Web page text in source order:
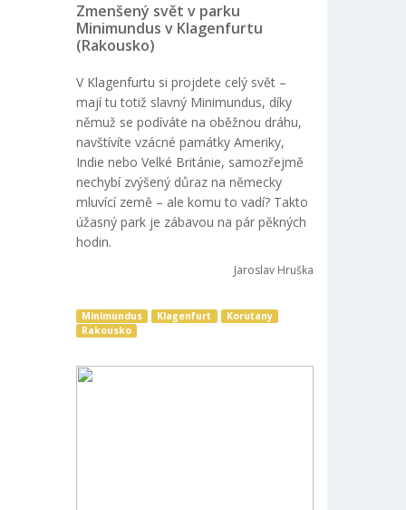
Zmenšený svět v parku
Minimundus v Klagenfurtu
(Rakousko)
V Klagenfurtu si projdete celý svět –
mají tu totiž slavný Minimundus, díky
němuž se podíváte na oběžnou dráhu,
navštívíte vzácné památky Ameriky,
Indie nebo Velké Británie, samozřejmě
nechybí zvýšený důraz na německy
mluvící země – ale komu to vadí? Takto
úžasný park je zábavou na pár pěkných
hodin.
Jaroslav Hruška
Minimundus Klagenfurt
Korutany
Rakousko